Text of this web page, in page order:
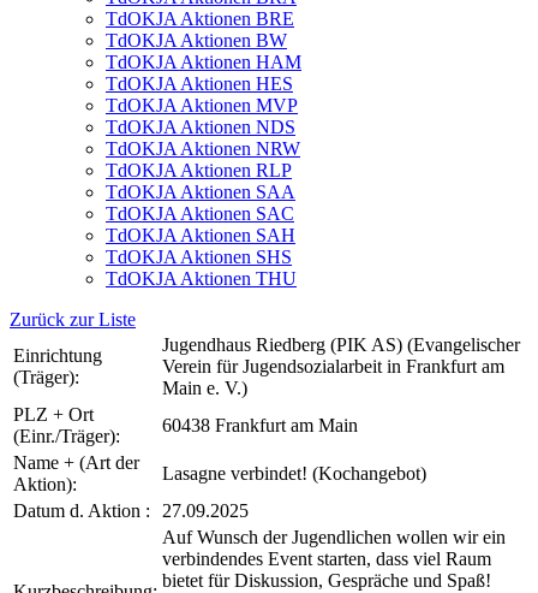
TdOKJA Aktionen BRE
TdOKJA Aktionen BW
TdOKJA Aktionen HAM
TdOKJA Aktionen HES
TdOKJA Aktionen MVP
TdOKJA Aktionen NDS
TdOKJA Aktionen NRW
TdOKJA Aktionen RLP
TdOKJA Aktionen SAA
TdOKJA Aktionen SAC
TdOKJA Aktionen SAH
TdOKJA Aktionen SHS
TdOKJA Aktionen THU
Zurück zur Liste
Einrichtung
(Träger):
Jugendhaus Riedberg (PIK AS) (Evangelischer
Verein für Jugendsozialarbeit in Frankfurt am
Main e. V.)
PLZ + Ort
(Einr./Träger):
60438 Frankfurt am Main
Name + (Art der
Aktion):
Lasagne verbindet! (Kochangebot)
Datum d. Aktion :
27.09.2025
Auf Wunsch der Jugendlichen wollen wir ein
verbindendes Event starten, dass viel Raum
bietet für Diskussion, Gespräche und Spaß!